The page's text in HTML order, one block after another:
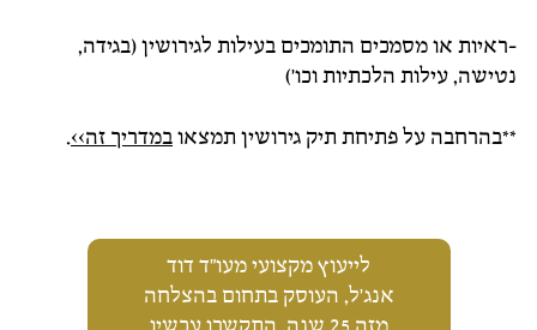
-ראיות או מסמכים התומכים בעילות לגירושין (בגידה,
נטישה, עילות הלכתיות וכו')
**בהרחבה על פתיחת תיק גירושין תמצאובמדריך זה>>.
לייעוץ מקצועי מעו"ד דוד
אנג'ל, העוסק בתחום בהצלחה